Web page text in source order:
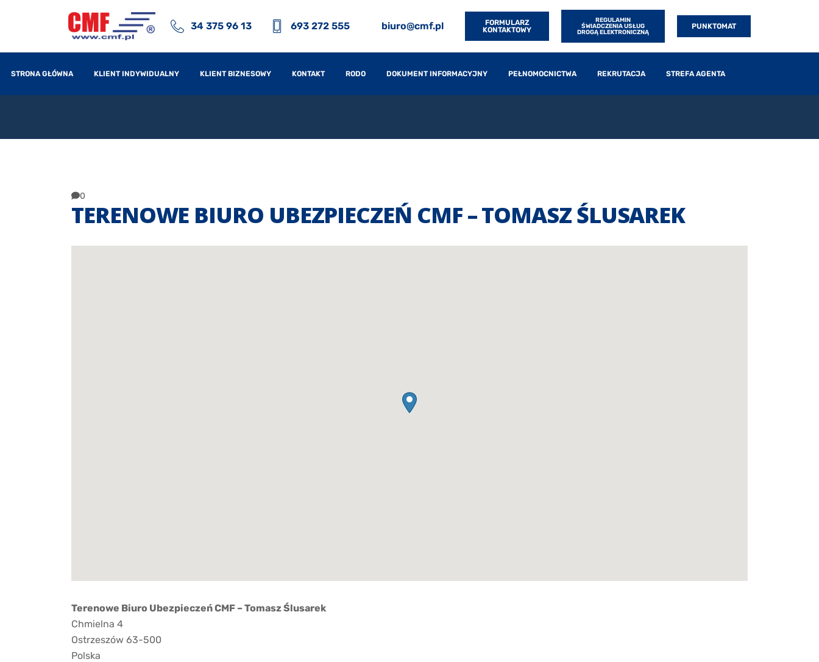
34 375 96 13 693 272 555 biuro@cmf.pl
FORMULARZ
KONTAKTOWY
REGULAMIN
ŚWIADCZENIA USŁUG
DROGĄ ELEKTRONICZNĄ
PUNKTOMAT
STRONA GŁÓWNA KLIENT INDYWIDUALNY KLIENT BIZNESOWY KONTAKT RODO DOKUMENT INFORMACYJNY PEŁNOMOCNICTWA REKRUTACJA STREFA AGENTA
0
TERENOWE BIURO UBEZPIECZEŃ CMF – TOMASZ ŚLUSAREK
Terenowe Biuro Ubezpieczeń CMF – Tomasz Ślusarek
Chmielna 4
Ostrzeszów 63-500
Polska